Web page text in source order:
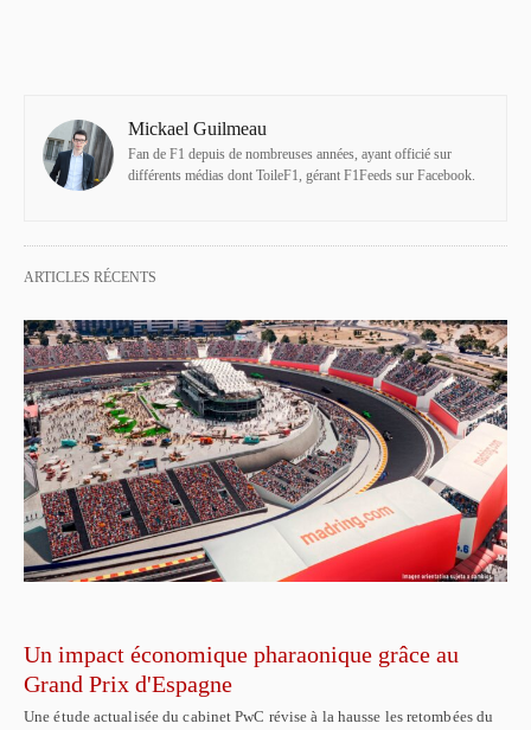
Mickael Guilmeau
Fan de F1 depuis de nombreuses années, ayant officié sur
différents médias dont ToileF1, gérant F1Feeds sur Facebook.
ARTICLES RÉCENTS
Un impact économique pharaonique grâce au
Grand Prix d'Espagne
Une étude actualisée du cabinet PwC révise à la hausse les retombées du